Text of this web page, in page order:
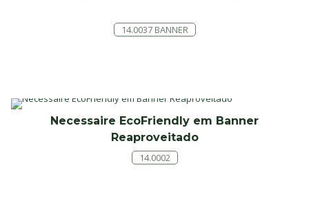
14.0037 BANNER
Necessaire EcoFriendly em Banner
Reaproveitado
14.0002